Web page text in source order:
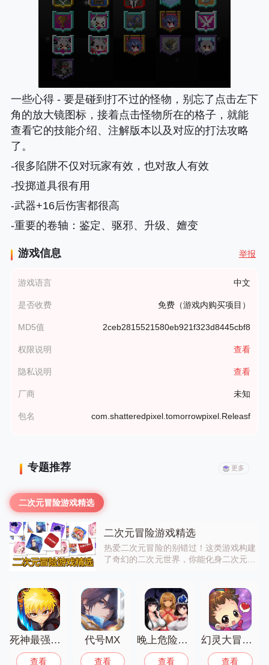
一些心得 - 要是碰到打不过的怪物，别忘了点击左下
角的放大镜图标，接着点击怪物所在的格子，就能
查看它的技能介绍、注解版本以及对应的打法攻略
了。
-很多陷阱不仅对玩家有效，也对敌人有效
-投掷道具很有用
-武器+16后伤害都很高
-重要的卷轴 ：鉴定、驱邪、升级、嬗变
游戏信息 举报
游戏语言 中文
是否收费 免费（游戏内购买项目）
MD5值 2ceb2815521580eb921f323d8445cbf8
权限说明 查看
隐私说明 查看
厂商 未知
包名 com.shatteredpixel.tomorrowpixel.Releasf
专题推荐 更多
二次元冒险游戏精选
二次元冒险游戏精选
热爱二次元冒险的别错过！这类游戏构建
了奇幻的二次元世界，你能化身二次元角
系统。玩法多样自由度高，快来开启你的
二次元冒险之旅吧！
死神最强之战
查看
代号MX
查看
晚上危险的回家路
查看
幻灵大冒险官方版
查看